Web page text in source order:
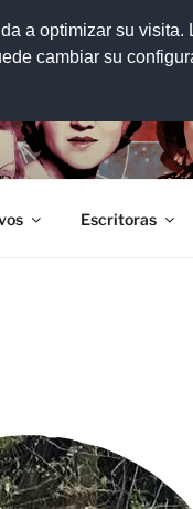
a optimizar su
cambiar su
Escritoras